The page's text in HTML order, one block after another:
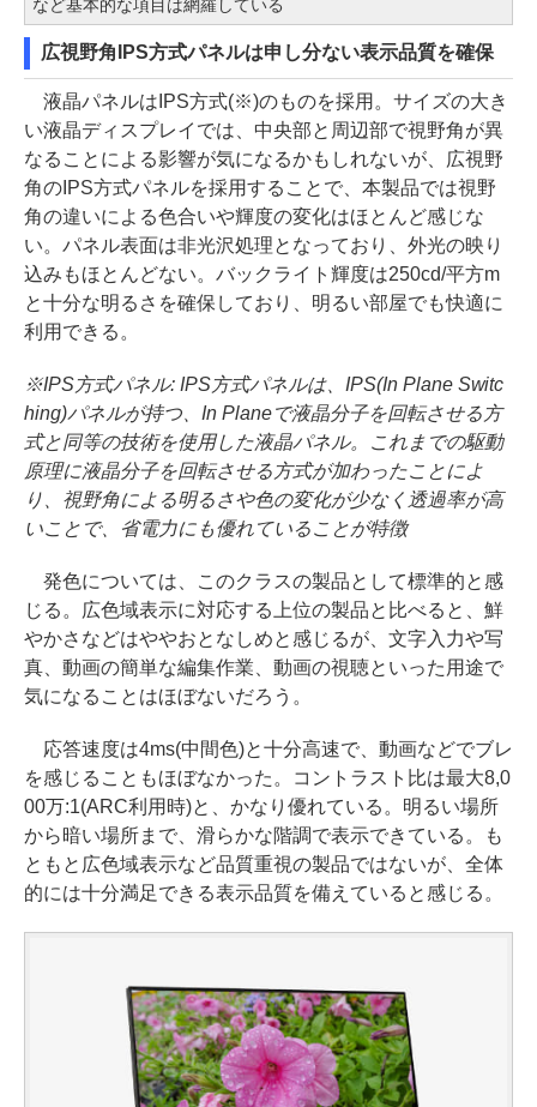
など基本的な項目は網羅している
広視野角IPS方式パネルは申し分ない表示品質を確保
液晶パネルはIPS方式(※)のものを採用。サイズの大き
い液晶ディスプレイでは、中央部と周辺部で視野角が異
なることによる影響が気になるかもしれないが、広視野
角のIPS方式パネルを採用することで、本製品では視野
角の違いによる色合いや輝度の変化はほとんど感じな
い。パネル表面は非光沢処理となっており、外光の映り
込みもほとんどない。バックライト輝度は250cd/平方m
と十分な明るさを確保しており、明るい部屋でも快適に
利用できる。
※IPS方式パネル: IPS方式パネルは、IPS(In Plane Switc
hing)パネルが持つ、In Planeで液晶分子を回転させる方
式と同等の技術を使用した液晶パネル。これまでの駆動
原理に液晶分子を回転させる方式が加わったことによ
り、視野角による明るさや色の変化が少なく透過率が高
いことで、省電力にも優れていることが特徴
発色については、このクラスの製品として標準的と感
じる。広色域表示に対応する上位の製品と比べると、鮮
やかさなどはややおとなしめと感じるが、文字入力や写
真、動画の簡単な編集作業、動画の視聴といった用途で
気になることはほぼないだろう。
応答速度は4ms(中間色)と十分高速で、動画などでブレ
を感じることもほぼなかった。コントラスト比は最大8,0
00万:1(ARC利用時)と、かなり優れている。明るい場所
から暗い場所まで、滑らかな階調で表示できている。も
ともと広色域表示など品質重視の製品ではないが、全体
的には十分満足できる表示品質を備えていると感じる。